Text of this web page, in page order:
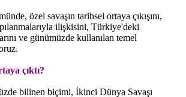
özel savaşın tarihsel ortaya çıkışını,
ilişkisini, Türkiye'deki
ve günümüzde kullanılan temel
çıktı?
bilinen biçimi, İkinci Dünya Savaşı